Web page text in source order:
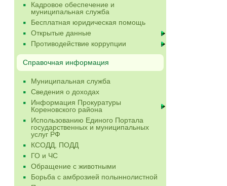
Кадровое обеспечение и
муниципальная служба
Бесплатная юридическая помощь
Открытые данные
Противодействие коррупции
Справочная информация
Муниципальная служба
Сведения о доходах
Информация Прокуратуры
Кореновского района
Использованию Единого Портала
государственных и муниципальных
услуг РФ
КСОДД, ПОДД
ГО и ЧС
Обращение с животными
Борьба с амброзией полыннолистной